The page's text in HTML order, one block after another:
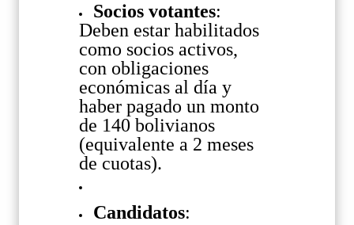
Socios votantes:
Deben estar habilitados
como socios activos,
con obligaciones
económicas al día y
haber pagado un monto
de 140 bolivianos
(equivalente a 2 meses
de cuotas).
Candidatos: